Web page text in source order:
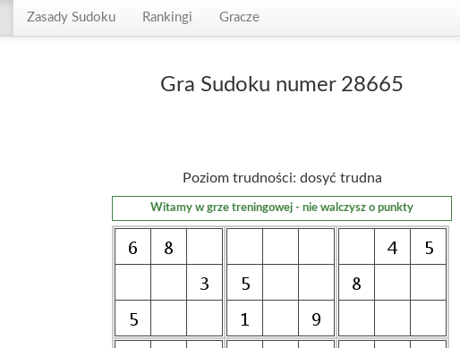
Zasady Sudoku Rankingi Gracze
Gra Sudoku numer 28665
Poziom trudności: dosyć trudna
Witamy w grze treningowej - nie walczysz o punkty